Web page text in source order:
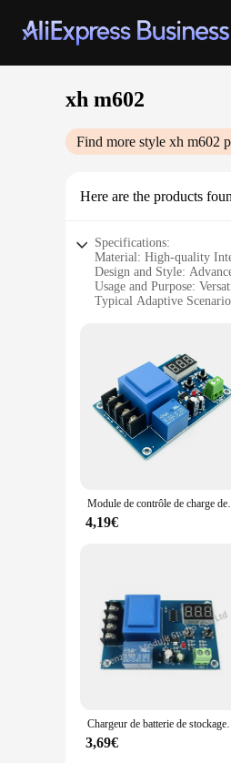
xh m602
Find more style xh m602
Here are the products
Specifications:
Material: High-quality
Design and Style:
Usage and Purpose:
Typical Adaptive
Performance and
**Unmatched
The xh m602 Integrated
applications. Whether
them a perfect fit for
**Versatile Integration
The xh m602 Integrated
industrial equipment.
Circuits are designed to
**Ease of Use and
you're looking to
users and bulk
Module de contrôle de charge de
4,19€
Chargeur de batterie de stockage au lithium
3,69€